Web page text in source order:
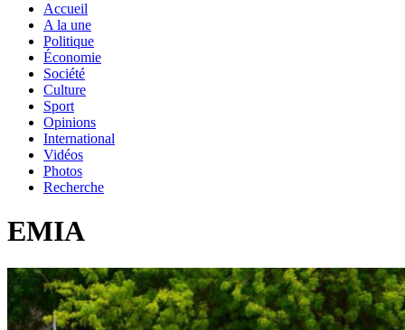
Accueil
A la une
Politique
Économie
Société
Culture
Sport
Opinions
International
Vidéos
Photos
Recherche
EMIA